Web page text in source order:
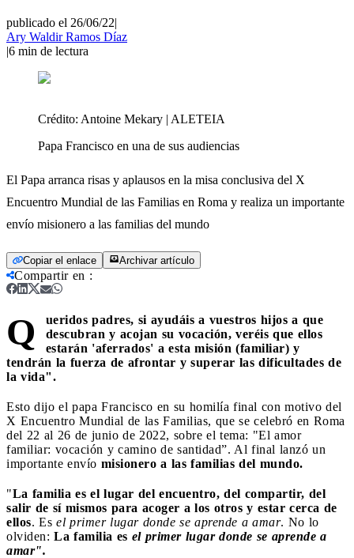
publicado el 26/06/22|
Ary Waldir Ramos Díaz
|6 min de lectura
Crédito: Antoine Mekary | ALETEIA
Papa Francisco en una de sus audiencias
El Papa arranca risas y aplausos en la misa conclusiva del X
Encuentro Mundial de las Familias en Roma y realiza un importante
envío misionero a las familias del mundo
Copiar el enlace Archivar artículo
Compartir en :
Q
ueridos padres, si ayudáis a vuestros hijos a que
descubran y acojan su vocación, veréis que ellos
estarán 'aferrados' a esta misión (familiar) y
tendrán la fuerza de afrontar y superar las dificultades de
la vida".
Esto dijo el papa Francisco en su homilía final con motivo del
X Encuentro Mundial de las Familias, que se celebró en Roma
del 22 al 26 de junio de 2022, sobre el tema: "El amor
familiar: vocación y camino de santidad”. Al final lanzó un
importante envío misionero a las familias del mundo.
"La familia es el lugar del encuentro, del compartir, del
salir de sí mismos para acoger a los otros y estar cerca de
ellos. Es el primer lugar donde se aprende a amar. No lo
olviden: La familia es el primer lugar donde se aprende a
amar".